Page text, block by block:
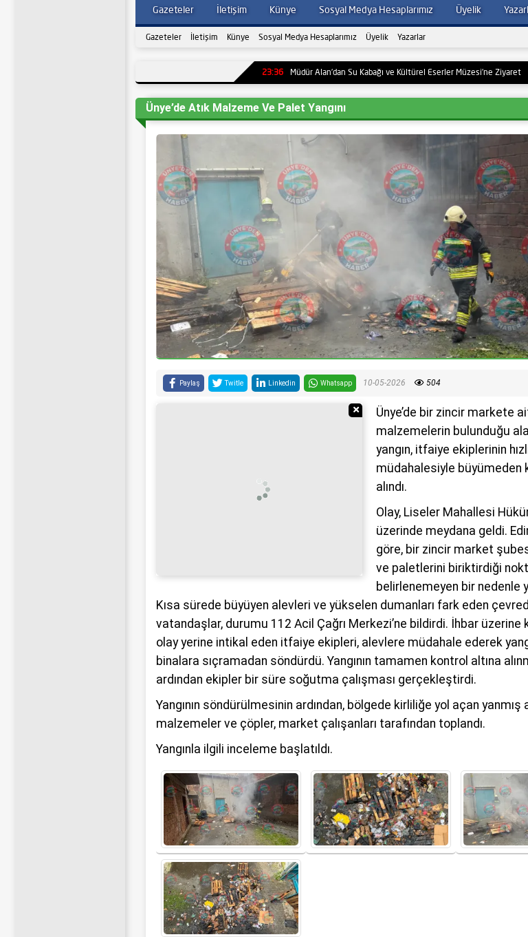
Gazeteler İletişim Künye Sosyal Medya Hesaplarımız Üyelik
Gazeteler İletişim Künye Sosyal Medya Hesaplarımız Üyelik Yazarlar
23:36 Müdür Alan’dan Su Kabağı ve Kültürel Eserler Müzesi’ne Ziyaret 23:00
Ünye’de Atık Malzeme Ve Palet Yangını
Paylaş Twitle Linkedin Whatsapp 10-05-2026 504
Reklamı Gizle
Ünye’de bir zincir markete
malzemelerin bulunduğu
yangın, itfaiye ekiplerinin
müdahalesiyle büyümeden
alındı.
Olay, Liseler Mahallesi
üzerinde meydana geldi.
göre, bir zincir market
ve paletlerini biriktirdiği
belirlenemeyen bir nedenle
Kısa sürede büyüyen alevleri ve yükselen dumanları fark eden
vatandaşlar, durumu 112 Acil Çağrı Merkezi’ne bildirdi. İhbar üzerine
olay yerine intikal eden itfaiye ekipleri, alevlere müdahale ederek
binalara sıçramadan söndürdü. Yangının tamamen kontrol altına
ardından ekipler bir süre soğutma çalışması gerçekleştirdi.
Yangının söndürülmesinin ardından, bölgede kirliliğe yol açan yanmış
malzemeler ve çöpler, market çalışanları tarafından toplandı.
Yangınla ilgili inceleme başlatıldı.